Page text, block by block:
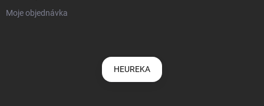
Moje objednávka
HEUREKA